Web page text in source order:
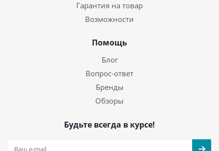
Гарантия на товар
Возможности
Помощь
Блог
Вопрос-ответ
Бренды
Обзоры
Будьте всегда в курсе!